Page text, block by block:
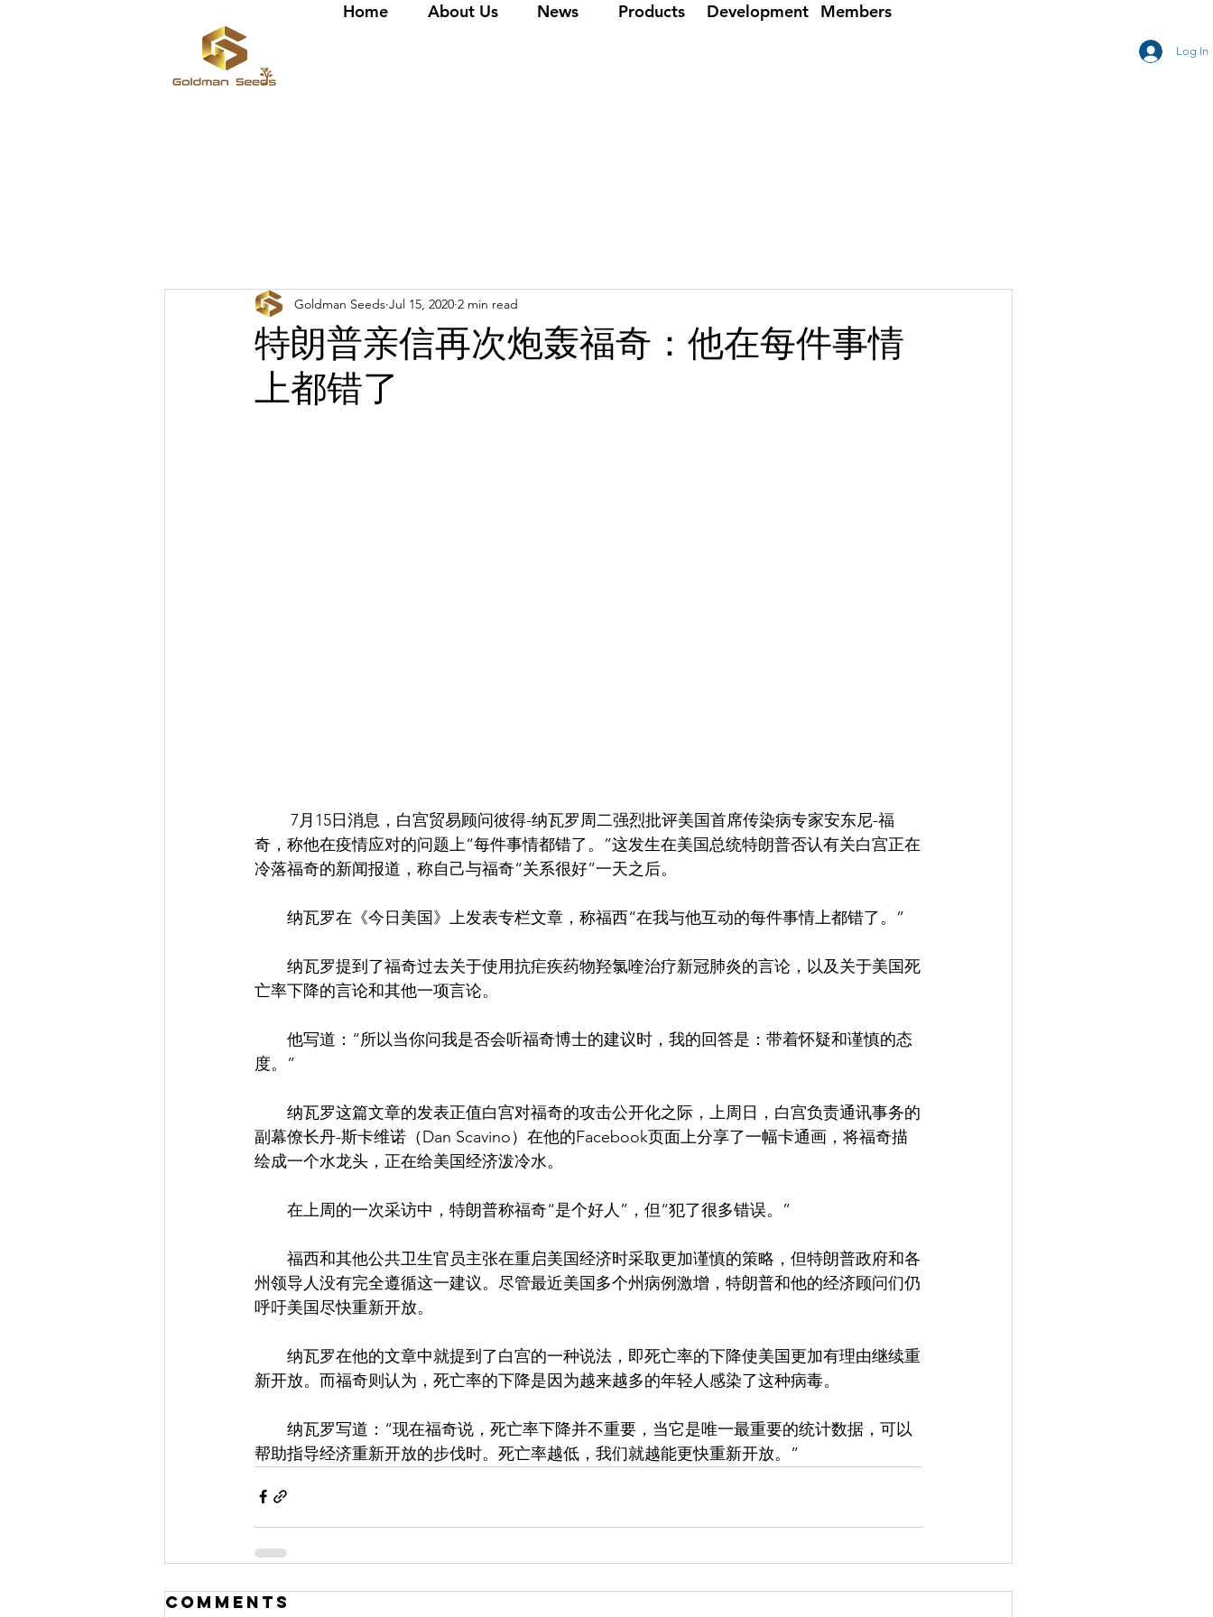
Home About Us News Products Development Members
Log In
特朗普亲信再次炮轰福奇：他在每件事情
上都错了
Goldman Seeds Jul 15, 2020 2 min read
奇，称他在疫情应对的问题上“每件事情都错了。”这发生在美国总统特朗普否认有关白宫正在
冷落福奇的新闻报道，称自己与福奇“关系很好”一天之后。
纳瓦罗在《今日美国》上发表专栏文章，称福西“在我与他互动的每件事情上都错了。”
纳瓦罗提到了福奇过去关于使用抗疟疾药物羟氯喹治疗新冠肺炎的言论，以及关于美国死
亡率下降的言论和其他一项言论。
他写道：“所以当你问我是否会听福奇博士的建议时，我的回答是：带着怀疑和谨慎的态
度。”
纳瓦罗这篇文章的发表正值白宫对福奇的攻击公开化之际，上周日，白宫负责通讯事务的
副幕僚长丹-斯卡维诺（Dan Scavino）在他的Facebook页面上分享了一幅卡通画，将福奇描
绘成一个水龙头，正在给美国经济泼冷水。
在上周的一次采访中，特朗普称福奇“是个好人”，但“犯了很多错误。”
福西和其他公共卫生官员主张在重启美国经济时采取更加谨慎的策略，但特朗普政府和各
州领导人没有完全遵循这一建议。尽管最近美国多个州病例激增，特朗普和他的经济顾问们仍
呼吁美国尽快重新开放。
纳瓦罗在他的文章中就提到了白宫的一种说法，即死亡率的下降使美国更加有理由继续重
新开放。而福奇则认为，死亡率的下降是因为越来越多的年轻人感染了这种病毒。
纳瓦罗写道：“现在福奇说，死亡率下降并不重要，当它是唯一最重要的统计数据，可以
帮助指导经济重新开放的步伐时。死亡率越低，我们就越能更快重新开放。”
Comments